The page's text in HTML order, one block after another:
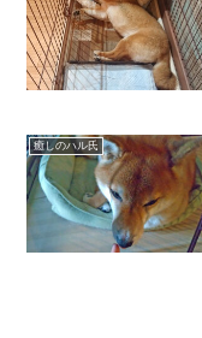
癒しのハル氏